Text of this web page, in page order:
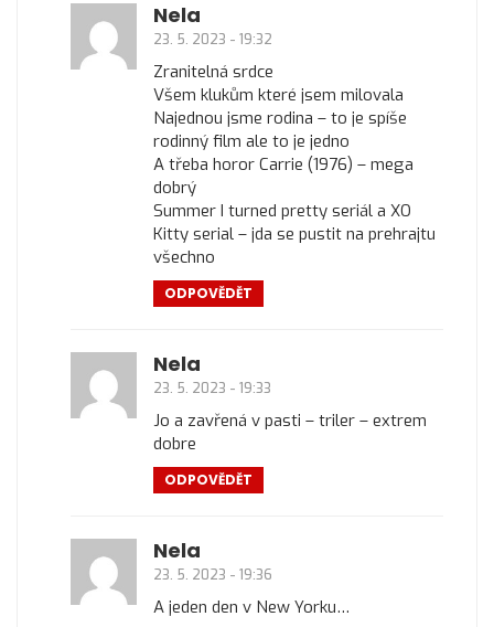
Nela
23. 5. 2023 - 19:32
Zranitelná srdce
Všem klukům které jsem milovala
Najednou jsme rodina – to je spíše
rodinný film ale to je jedno
A třeba horor Carrie (1976) – mega
dobrý
Summer I turned pretty seriál a XO
Kitty serial – jda se pustit na prehrajtu
všechno
ODPOVĚDĚT
Nela
23. 5. 2023 - 19:33
Jo a zavřená v pasti – triler – extrem
dobre
ODPOVĚDĚT
Nela
23. 5. 2023 - 19:36
A jeden den v New Yorku…